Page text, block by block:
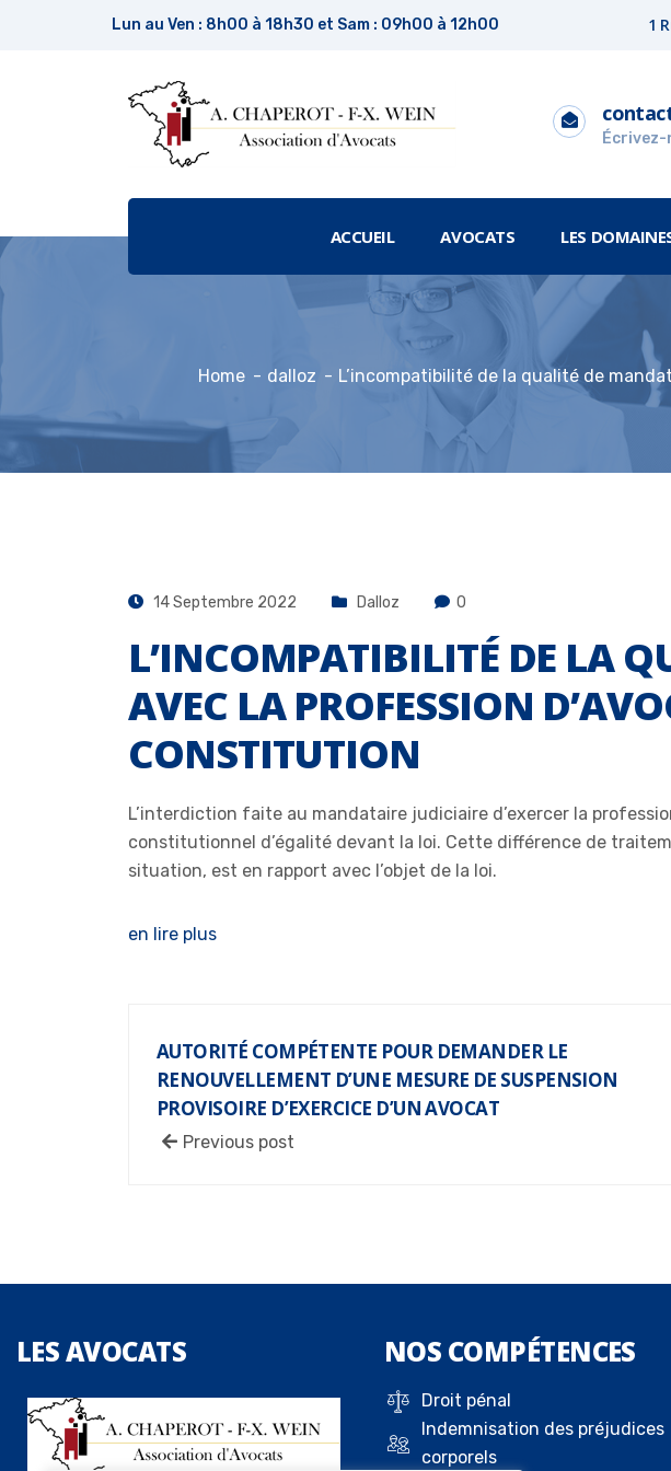
Lun au Ven : 8h00 à 18h30 et Sam : 09h00 à 12h00 1
Écrivez-
ACCUEIL AVOCATS LES
Home dalloz L’incompatibilité de la qualité de
14 Septembre 2022 Dalloz 0
L’INCOMPATIBILITÉ DE LA
AVEC LA PROFESSION
CONSTITUTION
L’interdiction faite au mandataire judiciaire d’exercer la
constitutionnel d’égalité devant la loi. Cette différence de
situation, est en rapport avec l’objet de la loi.
en lire plus
AUTORITÉ COMPÉTENTE POUR DEMANDER LE
RENOUVELLEMENT D’UNE MESURE DE SUSPENSION
PROVISOIRE D’EXERCICE D’UN AVOCAT
Previous post
LESAVOCATS NOS COMPÉTENCES
Droit pénal
Indemnisation des préjudices
corporels